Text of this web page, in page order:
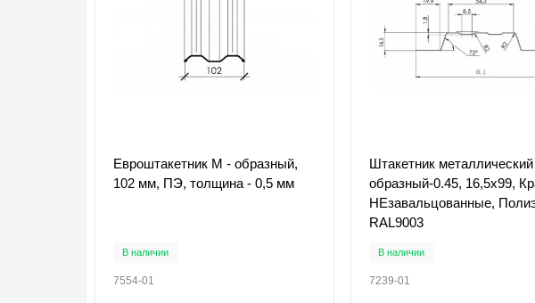
Евроштакетник М - образный,
102 мм, ПЭ, толщина - 0,5 мм
В наличии
7554-01
Штакетник
образный-0.45, 16,5х99,
НЕзавальцованные,
RAL9003
В наличии
7239-01